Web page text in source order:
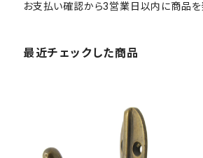
お支払い確認から3営業日以内に商品を
最近チェックした商品